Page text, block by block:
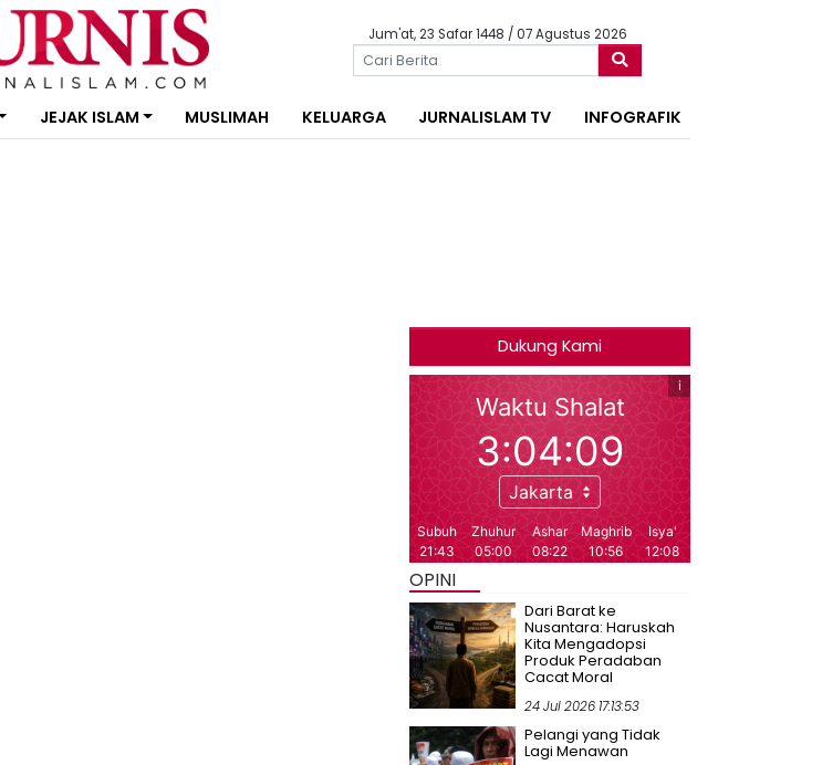
Jum'at, 23 Safar 1448 / 07 Agustus 2026
JEJAK ISLAM MUSLIMAH KELUARGA JURNALISLAM TV INFOGRAFIK
Dukung Kami
OPINI
Dari Barat ke
Nusantara: Haruskah
Kita Mengadopsi
Produk Peradaban
Cacat Moral
24 Jul 2026 17:13:53
Pelangi yang Tidak
Lagi Menawan